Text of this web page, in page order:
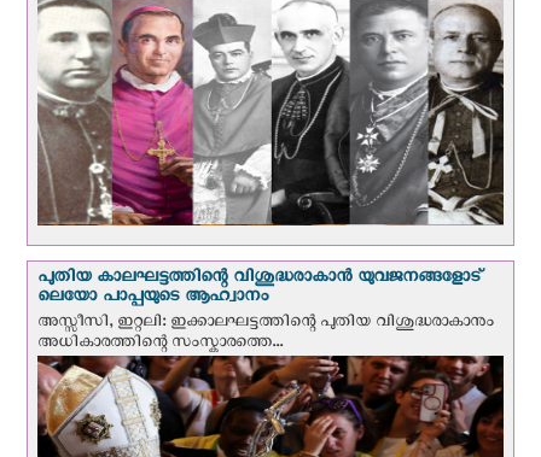
പുതിയ കാലഘട്ടത്തിന്റെ വിശുദ്ധരാകാന്‍ യുവജനങ്ങളോട്
ലെയോ പാപ്പയുടെ ആഹ്വാനം
അസ്സീസി, ഇറ്റലി: ഇക്കാലഘട്ടത്തിന്റെ പുതിയ വിശുദ്ധരാകാനും
അധികാരത്തിന്റെ സംസ്കാരത്തെ...